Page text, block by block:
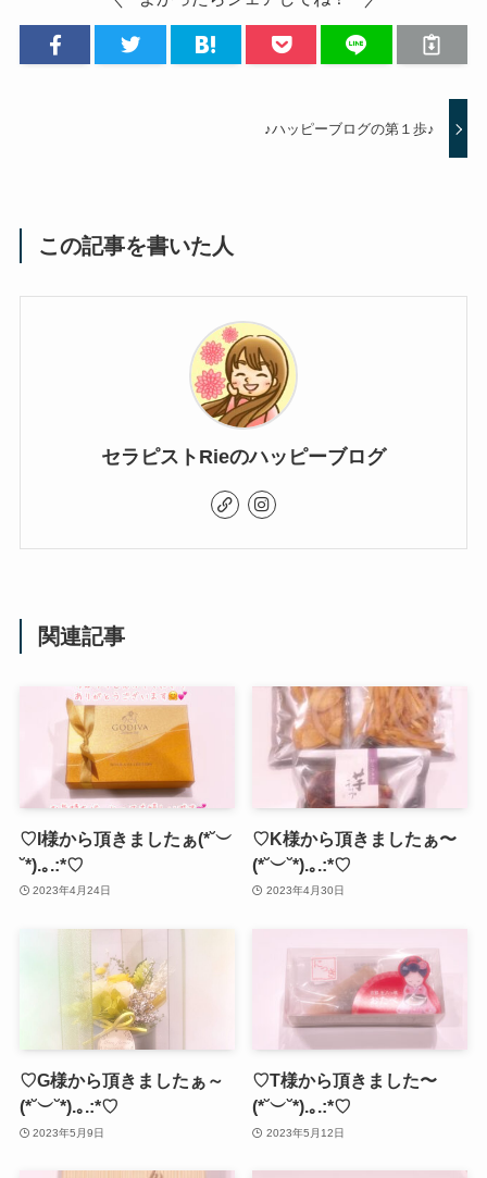
♪ハッピーブログの第１歩♪
この記事を書いた人
セラピストRieのハッピーブログ
関連記事
♡I様から頂きましたぁ(*˘︶
˘*).｡.:*♡
2023年4月24日
♡K様から頂きましたぁ〜
(*˘︶˘*).｡.:*♡
2023年4月30日
♡G様から頂きましたぁ～
(*˘︶˘*).｡.:*♡
2023年5月9日
♡T様から頂きました〜
(*˘︶˘*).｡.:*♡
2023年5月12日